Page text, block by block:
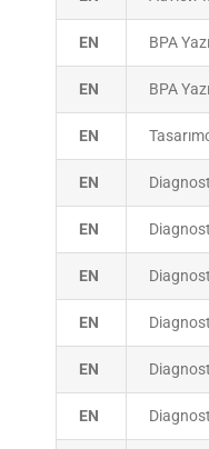
EN BPA
EN BPA
EN
EN
EN
EN
EN
EN
EN